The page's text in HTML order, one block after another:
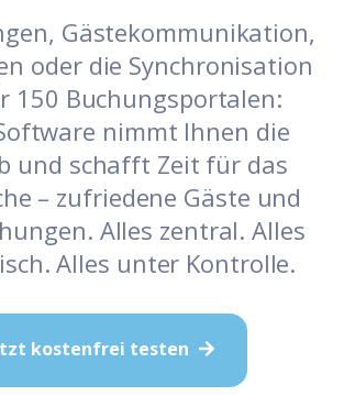
Gästekommunikation,
oder die Synchronisation
150 Buchungsportalen:
nimmt Ihnen die
und schafft Zeit für das
– zufriedene Gäste und
Alles zentral. Alles
Alles unter Kontrolle.
kostenfrei testen